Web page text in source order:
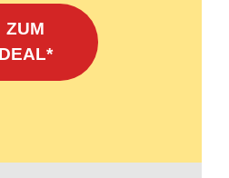
ZUM
DEAL*